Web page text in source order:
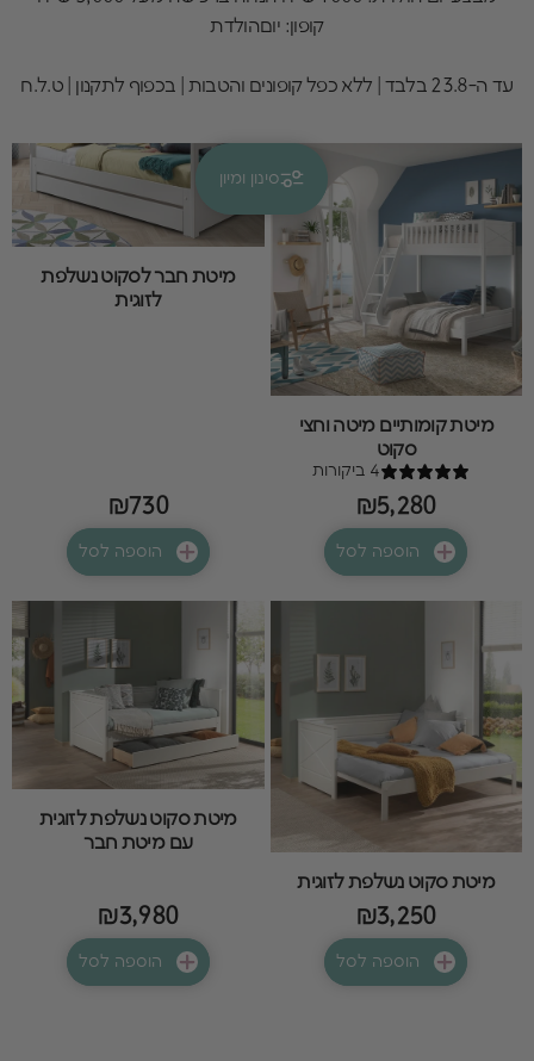
קולקציות
קופון: יוםהולדת
עד ה-23.8 בלבד | ללא כפל קופונים והטבות | בכפוף לתקנון | ט.ל.ח
סינון ומיון
מיטת קומותיים מיטה וחצי
סקוט
4 ביקורות
₪5,280
הוספה לסל
מיטת חבר לסקוט נשלפת
לזוגית
₪730
הוספה לסל
מיטת סקוט נשלפת לזוגית
₪3,250
הוספה לסל
מיטת סקוט נשלפת לזוגית
עם מיטת חבר
₪3,980
הוספה לסל